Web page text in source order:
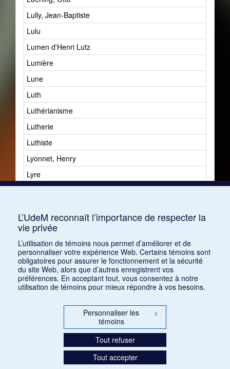
Lully, Jean-Baptiste
Lulu
Lumen d'Henri Lutz
Lumière
Lune
Luth
Luthérianisme
Lutherie
Luthiste
Lyonnet, Henry
Lyre
L’UdeM reconnaît l’importance de respecter la
vie privée
L’utilisation de témoins nous permet d’améliorer et de
personnaliser votre expérience Web. Certains témoins sont
obligatoires pour assurer le fonctionnement et la sécurité
du site Web, alors que d’autres enregistrent vos
préférences. En acceptant tout, vous consentez à notre
utilisation de témoins pour mieux répondre à vos besoins.
Personnaliser les
témoins
>
Tout refuser
Tout accepter